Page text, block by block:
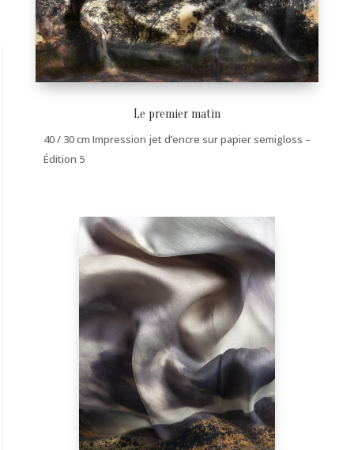
Le premier matin
40 / 30 cm Impression jet d’encre sur papier semigloss –
Édition 5